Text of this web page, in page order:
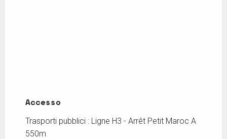
Accesso
Accesso
Trasporti pubblici : Ligne H3 - Arrêt Petit Maroc A
550m